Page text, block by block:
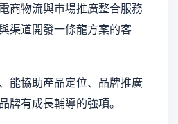
商物流與市場推廣整合服務
渠道開發一條龍方案的客
能協助產品定位、品牌推廣
牌有成長輔導的強項。